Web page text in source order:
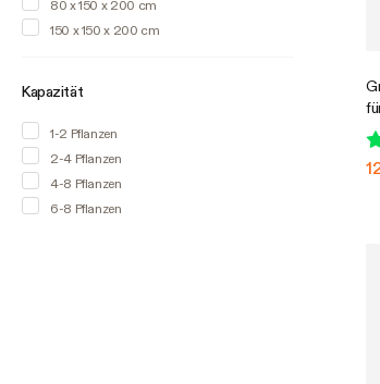
80 x 150 x 200 cm
150 x 150 x 200 cm
Kapazität
1-2 Pflanzen
2-4 Pflanzen
4-8 Pflanzen
6-8 Pflanzen